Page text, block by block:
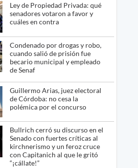
Ley de Propiedad Privada: qué
senadores votaron a favor y
cuáles en contra
Condenado por drogas y robo,
cuando salió de prisión fue
becario municipal y empleado
de Senaf
Guillermo Arias, juez electoral
de Córdoba: no cesa la
polémica por el concurso
Bullrich cerró su discurso en el
Senado con fuertes críticas al
kirchnerismo y un feroz cruce
con Capitanich al que le gritó
“¡cállate!”